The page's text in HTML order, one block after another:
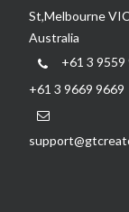
St,Melbourne
Australia
+61 3 9559
+61 3 9669 9669